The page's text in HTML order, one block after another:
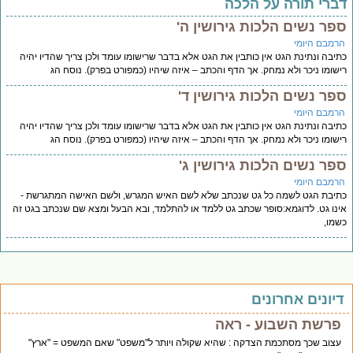
תורה על הלכה
נשים הלכות גירושין ה'
היומי
ונתינת הגט אין כותבין את הגט אלא בדבר שרישומו עומד ולכן צריך שהדיו יהיה
ניכר ולא נמחק. אך הדף והכתב – איזה שיהיו (כמפורט בפרק). נוסח הג
נשים הלכות גירושין ד'
היומי
ונתינת הגט אין כותבין את הגט אלא בדבר שרישומו עומד ולכן צריך שהדיו יהיה
ניכר ולא נמחק. אך הדף והכתב – איזה שיהיו (כמפורט בפרק). נוסח הג
נשים הלכות גירושין ג'
היומי
הגט לשמה כל גט שנכתב שלא לשם האיש המגרש, ולשם האישה המתגרשת -
גט. לדוגמא:סופר שכתב גט ללמד או להתלמד, ובא הבעל ומצא שם שנכתב בגט זה
אחרונים
פרשת השבוע - ראה
עצוב שכך מסתכמת הצדקה : שהיא שקולה ויותר ל"משפט" שאם המשפט = "ארץ"